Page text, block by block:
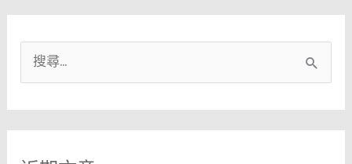
尋
關